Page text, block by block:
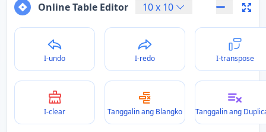
Online Table Editor 10x 10
I-undo I-redo I-transpose
I-clear Tanggalin ang Blangko Tanggalin ang